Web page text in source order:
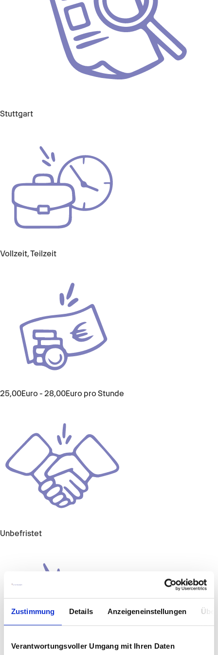
Zustimmung Details Anzeigeneinstellungen
Verantwortungsvoller Umgang mit Ihren Daten
Stuttgart
Vollzeit, Teilzeit
25,00Euro- 28,00Euro pro Stunde
Unbefristet